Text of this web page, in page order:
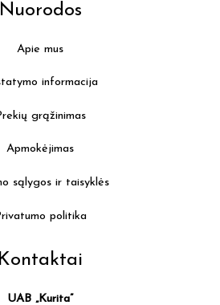
Nuorodos
Apie mus
informacija
grąžinimas
Apmokėjimas
sąlygos ir taisyklės
politika
Kontaktai
UAB „Kurita”